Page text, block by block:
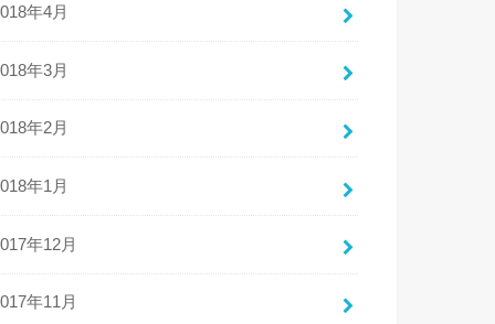
年4月
年3月
年2月
年1月
年12月
年11月